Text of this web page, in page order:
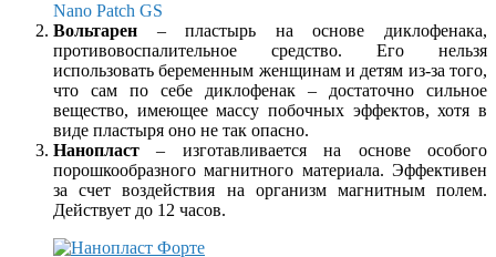
Nano Patch GS
Вольтарен – пластырь на основе диклофенака,
противовоспалительное средство. Его нельзя
использовать беременным женщинам и детям из-за того,
что сам по себе диклофенак – достаточно сильное
вещество, имеющее массу побочных эффектов, хотя в
виде пластыря оно не так опасно.
Нанопласт – изготавливается на основе особого
порошкообразного магнитного материала. Эффективен
за счет воздействия на организм магнитным полем.
Действует до 12 часов.